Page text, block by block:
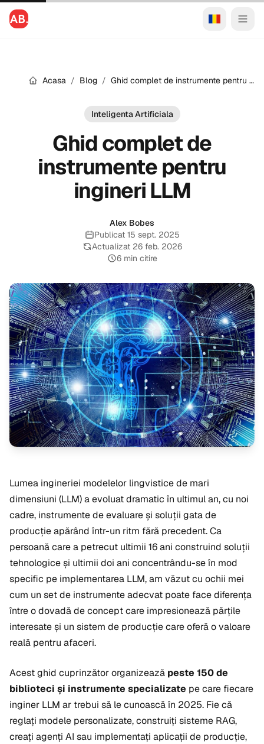
Acasa / Blog / Ghid complet de instrumente pentru ingineri LLM
Inteligenta Artificiala
Ghid complet de
instrumente pentru
ingineri LLM
Alex Bobes
Publicat:
Publicat 15 sept. 2025
Actualizat:
Actualizat 26 feb. 2026
6 min citire
Lumea ingineriei modelelor lingvistice de mari
dimensiuni (LLM) a evoluat dramatic în ultimul an, cu noi
cadre, instrumente de evaluare și soluții gata de
producție apărând într-un ritm fără precedent. Ca
persoană care a petrecut ultimii 16 ani construind soluții
tehnologice și ultimii doi ani concentrându-se în mod
specific pe implementarea LLM, am văzut cu ochii mei
cum un set de instrumente adecvat poate face diferența
între o dovadă de concept care impresionează părțile
interesate și un sistem de producție care oferă o valoare
reală pentru afaceri.
Acest ghid cuprinzător organizează peste 150 de
biblioteci și instrumente specializate pe care fiecare
inginer LLM ar trebui să le cunoască în 2025. Fie că
reglați modele personalizate, construiți sisteme RAG,
creați agenți AI sau implementați aplicații de producție,